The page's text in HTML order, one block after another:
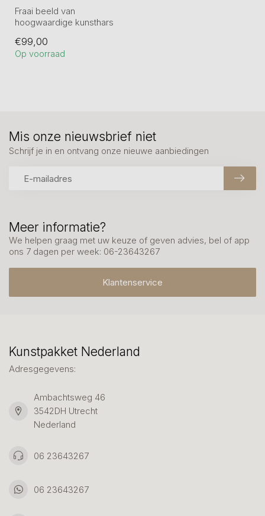
Fraai beeld van
hoogwaardige kunsthars
geschenkverpakking.
€99,00
Op voorraad
Meer informatie?
We helpen graag met uw keuze of geven advies, bel of app
ons 7 dagen per week: 06-23643267
Klantenservice
Mis onze nieuwsbrief niet
Schrijf je in en ontvang onze nieuwe aanbiedingen
Kunstpakket Nederland
Adresgegevens:
Ambachtsweg 46
3542DH Utrecht
Nederland
06 23643267
06 23643267